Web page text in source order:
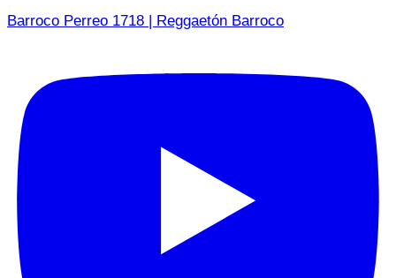
Barroco Perreo 1718 | Reggaetón Barroco